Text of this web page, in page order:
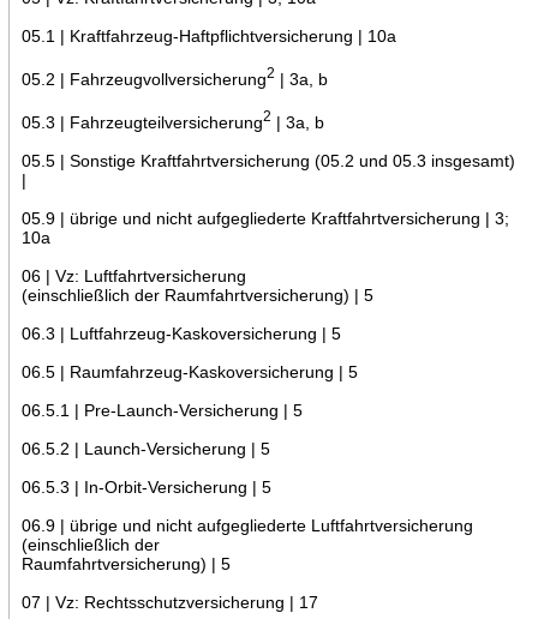
05.1 | Kraftfahrzeug-Haftpflichtversicherung | 10a
05.2 | Fahrzeugvollversicherung2 | 3a, b
05.3 | Fahrzeugteilversicherung2 | 3a, b
05.5 | Sonstige Kraftfahrtversicherung (05.2 und 05.3 insgesamt)
|
05.9 | übrige und nicht aufgegliederte Kraftfahrtversicherung | 3;
10a
06 | Vz: Luftfahrtversicherung
(einschließlich der Raumfahrtversicherung) | 5
06.3 | Luftfahrzeug-Kaskoversicherung | 5
06.5 | Raumfahrzeug-Kaskoversicherung | 5
06.5.1 | Pre-Launch-Versicherung | 5
06.5.2 | Launch-Versicherung | 5
06.5.3 | In-Orbit-Versicherung | 5
06.9 | übrige und nicht aufgegliederte Luftfahrtversicherung
(einschließlich der
Raumfahrtversicherung) | 5
07 | Vz: Rechtsschutzversicherung | 17